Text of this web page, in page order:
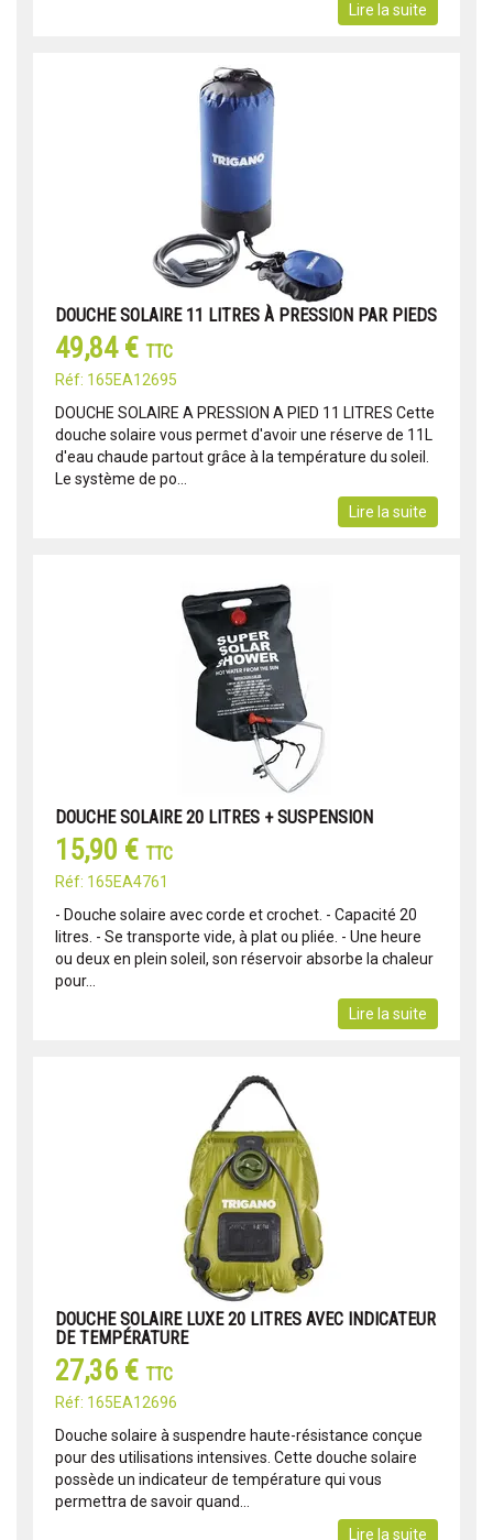
Lire la suite
DOUCHE SOLAIRE 11 LITRES À PRESSION PAR PIEDS
49,84 € TTC
Réf: 165EA12695
DOUCHE SOLAIRE A PRESSION A PIED 11 LITRES Cette
douche solaire vous permet d'avoir une réserve de 11L
d'eau chaude partout grâce à la température du soleil.
Le système de po...
Lire la suite
DOUCHE SOLAIRE 20 LITRES + SUSPENSION
15,90 € TTC
Réf: 165EA4761
- Douche solaire avec corde et crochet. - Capacité 20
litres. - Se transporte vide, à plat ou pliée. - Une heure
ou deux en plein soleil, son réservoir absorbe la chaleur
pour...
Lire la suite
DOUCHE SOLAIRE LUXE 20 LITRES AVEC INDICATEUR
DE TEMPÉRATURE
27,36 € TTC
Réf: 165EA12696
Douche solaire à suspendre haute-résistance conçue
pour des utilisations intensives. Cette douche solaire
possède un indicateur de température qui vous
permettra de savoir quand...
Lire la suite